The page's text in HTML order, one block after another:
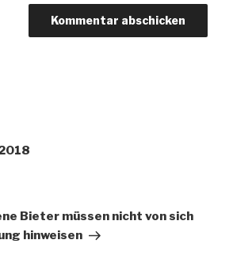
Bieter müssen nicht von sich
hinweisen